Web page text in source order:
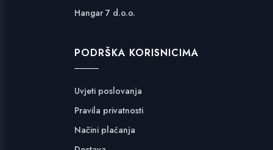
Hangar 7 d.o.o.
PODRŠKA KORISNICIMA
Uvjeti poslovanja
Pravila privatnosti
Načini plaćanja